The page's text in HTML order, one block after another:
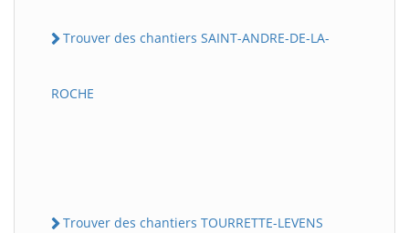
Trouver des chantiers SAINT-ANDRE-DE-LA-
ROCHE
Trouver des chantiers TOURRETTE-LEVENS